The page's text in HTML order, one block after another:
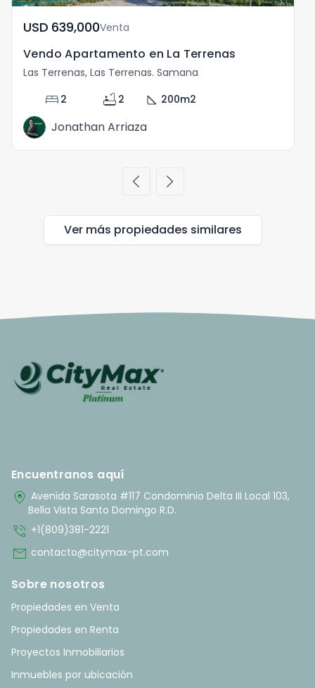
USD	639,000Venta
Vendo Apartamento en La Terrenas
Las Terrenas, Las Terrenas. Samana
bed 2 bathtub 2 square_foot 200m2
Jonathan Arriaza
chevron_left chevron_right
Ver más propiedades similares
Encuentranos aquí
home_pin Avenida Sarasota #117 Condominio Delta III Local 103,
Bella Vista Santo Domingo R.D.
phone_in_talk +1(809)381-2221
mail contacto@citymax-pt.com
Sobre nosotros
Propiedades en Venta
Propiedades en Renta
Proyectos Inmobiliarios
Inmuebles por ubicación